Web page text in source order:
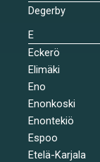
Degerby
E
Eckerö
Elimäki
Eno
Enonkoski
Enontekiö
Espoo
Etelä-Karjala